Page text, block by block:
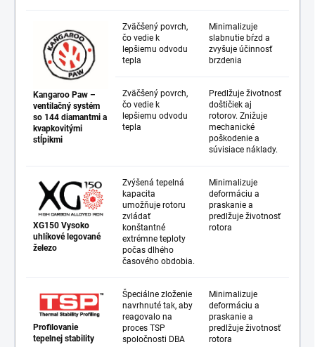
Kangaroo Paw –
ventilačný systém
so 144 diamantmi a
kvapkovitými
stĺpikmi
Zväčšený povrch,
čo vedie k
lepšiemu odvodu
tepla
Minimalizuje
slabnutie bŕzd a
zvyšuje účinnosť
brzdenia
Zväčšený povrch,
čo vedie k
lepšiemu odvodu
tepla
Predlžuje životnosť
doštičiek aj
rotorov. Znižuje
mechanické
poškodenie a
súvisiace náklady.
XG150 Vysoko
uhlíkové legované
železo
Zvýšená tepelná
kapacita
umožňuje rotoru
zvládať
konštantné
extrémne teploty
počas dlhého
časového obdobia.
Minimalizuje
deformáciu a
praskanie a
predlžuje životnosť
rotora
Profilovanie
tepelnej stability
Špeciálne zloženie
navrhnuté tak, aby
reagovalo na
proces TSP
spoločnosti DBA
Minimalizuje
deformáciu a
praskanie a
predlžuje životnosť
rotora